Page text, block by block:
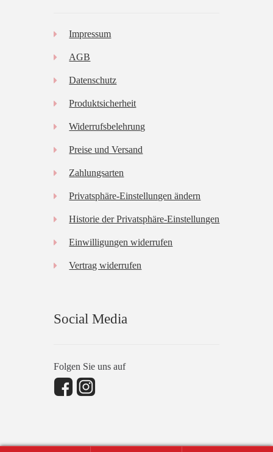
Impressum
AGB
Datenschutz
Produktsicherheit
Widerrufsbelehrung
Preise und Versand
Zahlungsarten
Privatsphäre-Einstellungen ändern
Historie der Privatsphäre-Einstellungen
Einwilligungen widerrufen
Vertrag widerrufen
Social Media
Folgen Sie uns auf